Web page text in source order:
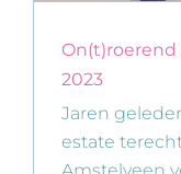
2023
Jaren
estate